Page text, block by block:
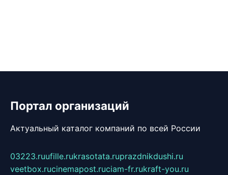
Портал организаций
Актуальный каталог компаний по всей России
03223.ruufille.rukrasotata.ruprazdnikdushi.ru
veetbox.rucinemapost.ruciam-fr.rukraft-you.ru